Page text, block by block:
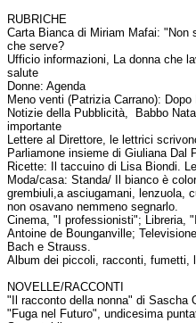
RUBRICHE
Carta Bianca di Miriam Mafai: "Non
che serve?
Ufficio informazioni, La donna che
salute
Donne: Agenda
Meno venti (Patrizia Carrano):
Notizie della Pubblicità, Babbo
importante
Lettere al Direttore, le lettrici
Parliamone insieme di Giuliana Dal
Ricette: Il taccuino di Lisa Biondi.
Moda/casa: Standa/ Il bianco è
grembiuli,a asciugamani, lenzuola,
non osavano nemmeno segnarlo.
Cinema, "I professionisti"; Libreria,
Antoine de Bounganville;
Bach e Strauss.
Album dei piccoli, racconti, fumetti,
NOVELLE/RACCONTI
"Il racconto della nonna" di Sascha
"Fuga nel Futuro", undicesima